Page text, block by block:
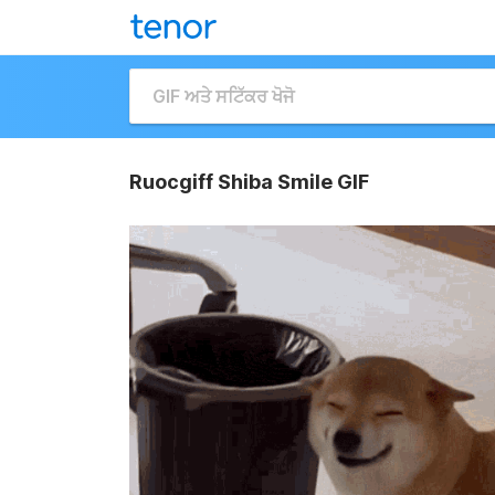
Ruocgiff Shiba Smile GIF